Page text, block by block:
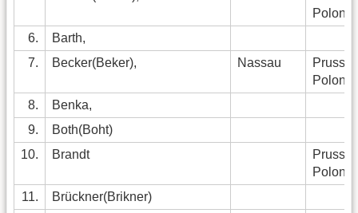
Polonia
6.
Barth,
7.
Becker(Beker), Nassau
Pruss
Polonia
8.
Benka,
9.
Both(Boht)
10.
Brandt
Pruss
Polonia
11.
Brückner(Brikner)